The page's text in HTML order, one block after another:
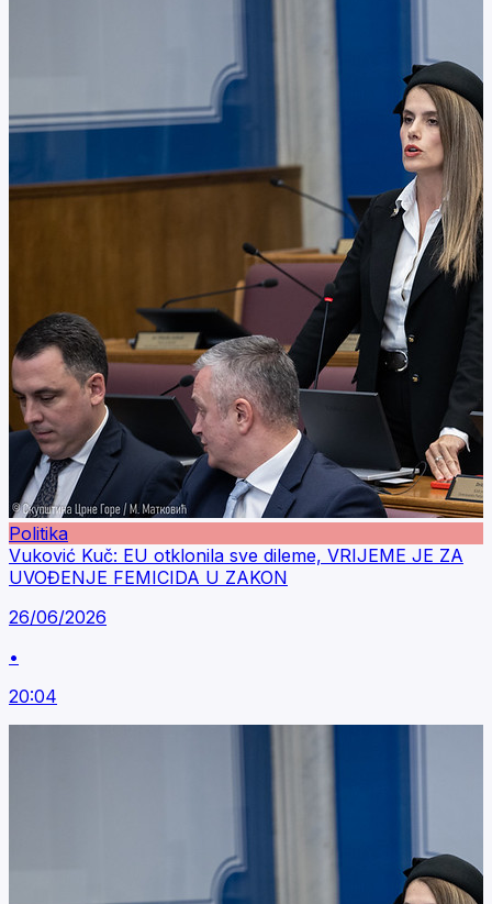
Politika
Vuković Kuč: EU otklonila sve dileme, VRIJEME JE ZA
UVOĐENJE FEMICIDA U ZAKON
26/06/2026
•
20:04